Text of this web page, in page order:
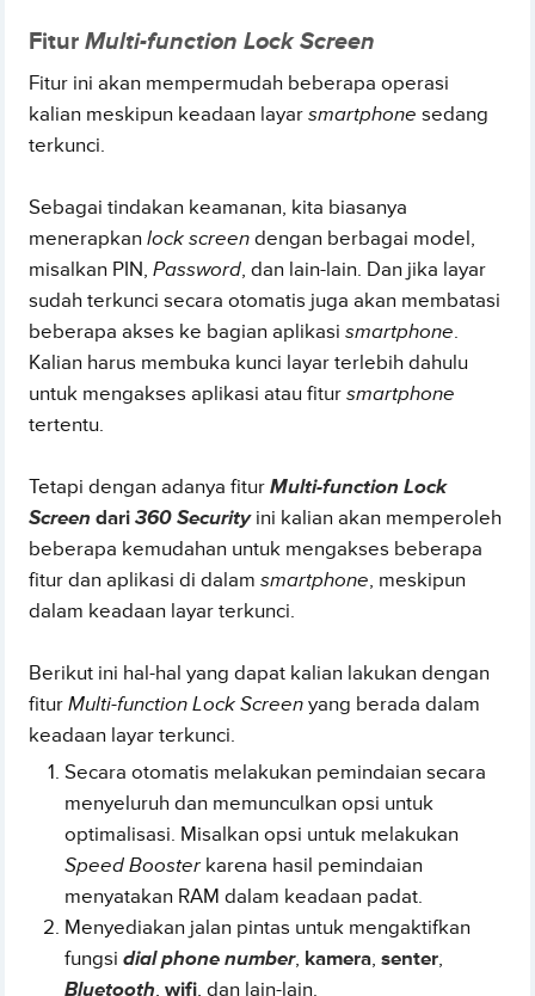
FiturMulti-function Lock Screen
Fitur ini akan mempermudah beberapa operasi
kalian meskipun keadaan layarsmartphone sedang
terkunci.
Sebagai tindakan keamanan, kita biasanya
menerapkanlock screen dengan berbagai model,
misalkan PIN,Password, dan lain-lain. Dan jika layar
sudah terkunci secara otomatis juga akan membatasi
beberapa akses ke bagian aplikasismartphone.
Kalian harus membuka kunci layar terlebih dahulu
untuk mengakses aplikasi atau fitursmartphone
tertentu.
Tetapi dengan adanya fiturMulti-function Lock
Screen dari360 Securityini kalian akan memperoleh
beberapa kemudahan untuk mengakses beberapa
fitur dan aplikasi di dalamsmartphone, meskipun
dalam keadaan layar terkunci.
Berikut ini hal-hal yang dapat kalian lakukan dengan
fiturMulti-function Lock Screen yang berada dalam
keadaan layar terkunci.
Secara otomatis melakukan pemindaian secara
menyeluruh dan memunculkan opsi untuk
optimalisasi. Misalkan opsi untuk melakukan
Speed Booster karena hasil pemindaian
menyatakan RAM dalam keadaan padat.
Menyediakan jalan pintas untuk mengaktifkan
fungsidial phone number, kamera,senter,
Bluetooth,wifi, dan lain-lain.